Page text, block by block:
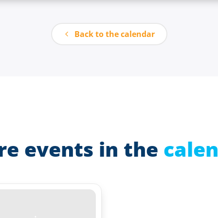
Back to the calendar
events in the